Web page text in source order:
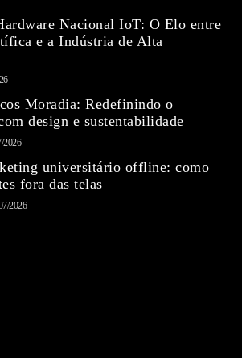
Nacional IoT: O Elo entre
e a Indústria de Alta
Moradia: Redefinindo o
design e sustentabilidade
2026
universitário offline: como
fora das telas
2026